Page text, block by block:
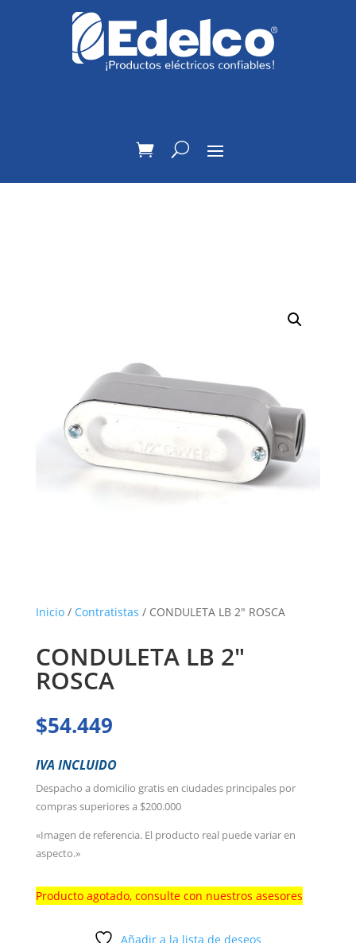
Inicio/ Contratistas / CONDULETA LB 2″ ROSCA
CONDULETA LB 2″
ROSCA
$54.449
IVA INCLUIDO
Despacho a domicilio gratis en ciudades principales por
compras superiores a $200.000
«Imagen de referencia. El producto real puede variar en
aspecto.»
Producto agotado, consulte con nuestros asesores
Añadir a la lista de deseos